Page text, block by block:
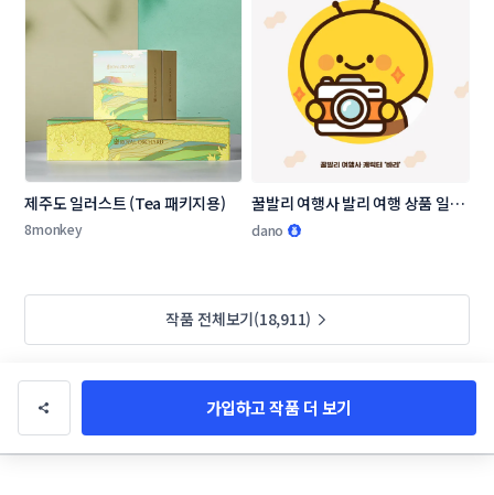
제주도 일러스트 (Tea 패키지용)
8monkey
꿀발리 여행사 발리 여행 상품 일러
스트 디자인 의뢰
dano
작품 전체보기(18,911)
가입하고 작품 더 보기